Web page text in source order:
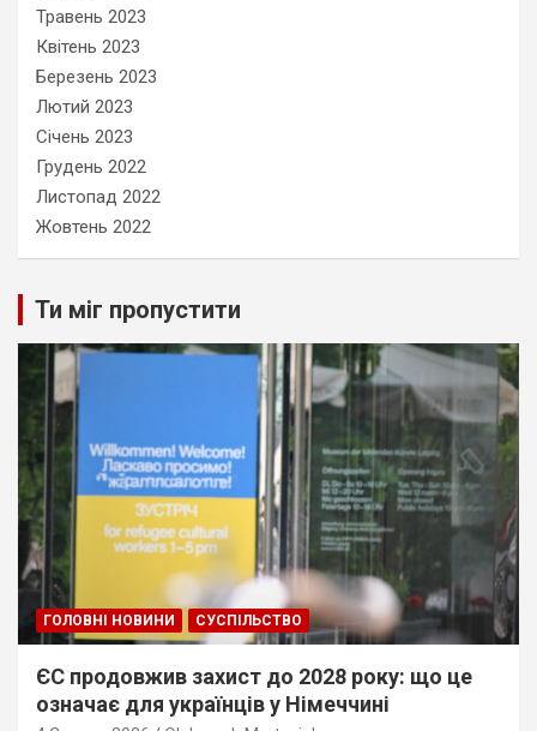
Травень 2023
Квітень 2023
Березень 2023
Лютий 2023
Січень 2023
Грудень 2022
Листопад 2022
Жовтень 2022
Ти міг пропустити
ГОЛОВНІ НОВИНИ СУСПІЛЬСТВО
ЄС продовжив захист до 2028 року: що це
означає для українців у Німеччині